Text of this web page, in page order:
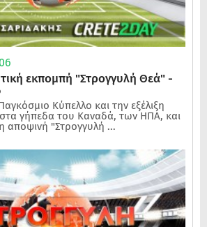
εκπομπή "Στρογγυλή Θεά" -
Κύπελλο και την εξέλιξη
γήπεδα του Καναδά, των ΗΠΑ, και
αποψινή "Στρογγυλή ...